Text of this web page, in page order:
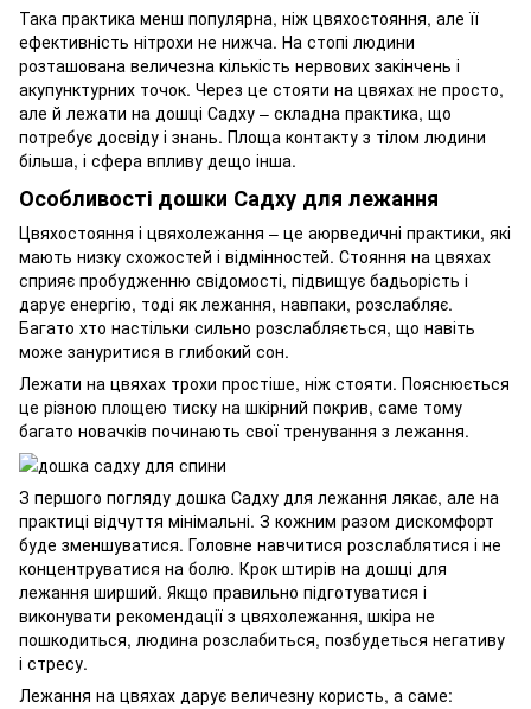
Така практика менш популярна, ніж цвяхостояння, але її
ефективність нітрохи не нижча. На стопі людини
розташована величезна кількість нервових закінчень і
акупунктурних точок. Через це стояти на цвяхах не просто,
але й лежати на дошці Садху – складна практика, що
потребує досвіду і знань. Площа контакту з тілом людини
більша, і сфера впливу дещо інша.
Особливості дошки Садху для лежання
Цвяхостояння і цвяхолежання – це аюрведичні практики, які
мають низку схожостей і відмінностей. Стояння на цвяхах
сприяє пробудженню свідомості, підвищує бадьорість і
дарує енергію, тоді як лежання, навпаки, розслабляє.
Багато хто настільки сильно розслабляється, що навіть
може зануритися в глибокий сон.
Лежати на цвяхах трохи простіше, ніж стояти. Пояснюється
це різною площею тиску на шкірний покрив, саме тому
багато новачків починають свої тренування з лежання.
З першого погляду дошка Садху для лежання лякає, але на
практиці відчуття мінімальні. З кожним разом дискомфорт
буде зменшуватися. Головне навчитися розслаблятися і не
концентруватися на болю. Крок штирів на дошці для
лежання ширший. Якщо правильно підготуватися і
виконувати рекомендації з цвяхолежання, шкіра не
пошкодиться, людина розслабиться, позбудеться негативу
і стресу.
Лежання на цвяхах дарує величезну користь, а саме: